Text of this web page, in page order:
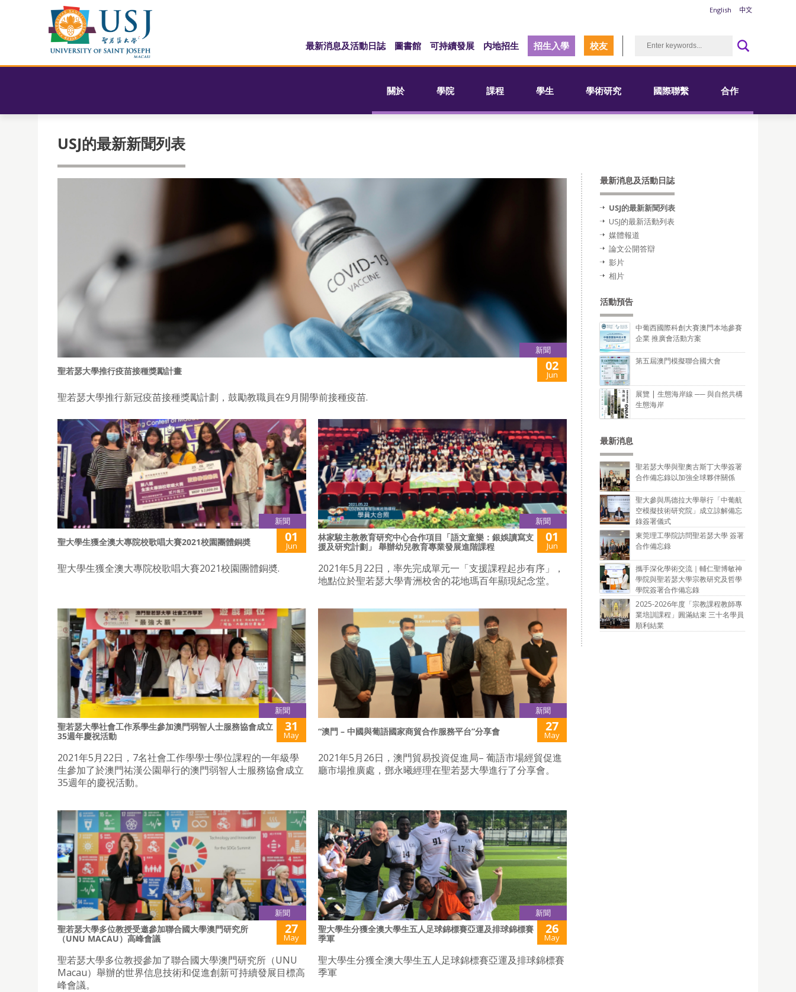
English 中文
最新消息及活動日誌 圖書館 可持續發展 内地招生 招生入學 校友
關於 學院 課程 學生 學術研究 國際聯繫 合作
USJ的最新新聞列表
新聞
聖若瑟大學推行疫苗接種獎勵計畫 02
Jun
聖若瑟大學推行新冠疫苗接種獎勵計劃，鼓勵教職員在9月開學前接種疫苗.
新聞
聖大學生獲全澳大專院校歌唱大賽2021校園團體銅奬 01
Jun
聖大學生獲全澳大專院校歌唱大賽2021校園團體銅奬.
新聞
林家駿主教教育研究中心合作項目「語文童樂：銀娛讀寫支
援及研究計劃」 舉辦幼兒教育專業發展進階課程
01
Jun
2021年5月22日，率先完成單元一「支援課程起步有序」，
地點位於聖若瑟大學青洲校舍的花地瑪百年顯現紀念堂。
新聞
聖若瑟大學社會工作系學生參加澳門弱智人士服務協會成立
35週年慶祝活動
31
May
2021年5月22日，7名社會工作學學士學位課程的一年級學
生參加了於澳門祐漢公園舉行的澳門弱智人士服務協會成立
35週年的慶祝活動。
新聞
“澳門 – 中國與葡語國家商貿合作服務平台”分享會 27
May
2021年5月26日，澳門貿易投資促進局– 葡語市場經貿促進
廳市場推廣處，鄧永曦經理在聖若瑟大學進行了分享會。
新聞
聖若瑟大學多位教授受邀參加聯合國大學澳門研究所
（UNU MACAU）高峰會議
27
May
聖若瑟大學多位教授參加了聯合國大學澳門研究所（UNU
Macau）舉辦的世界信息技術和促進創新可持續發展目標高
峰會議。
新聞
聖大學生分獲全澳大學生五人足球錦標賽亞運及排球錦標賽
季軍
26
May
聖大學生分獲全澳大學生五人足球錦標賽亞運及排球錦標賽
季軍
最新消息及活動日誌
USJ的最新新聞列表
USJ的最新活動列表
媒體報道
論文公開答辯
影片
相片
活動預告
中葡西國際科創大賽澳門本地參賽
企業 推廣會活動方案
第五屆澳門模擬聯合國大會
展覽 | 生態海岸線 ── 與自然共構
生態海岸
最新消息
聖若瑟大學與聖奧古斯丁大學簽署
合作備忘錄以加強全球夥伴關係
聖大參與馬德拉大學舉行「中葡航
空模擬技術研究院」成立諒解備忘
錄簽署儀式
東莞理工學院訪問聖若瑟大學 簽署
合作備忘錄
攜手深化學術交流｜輔仁聖博敏神
學院與聖若瑟大學宗教研究及哲學
學院簽署合作備忘錄
2025-2026年度「宗教課程教師專
業培訓課程」圓滿結束 三十名學員
順利結業